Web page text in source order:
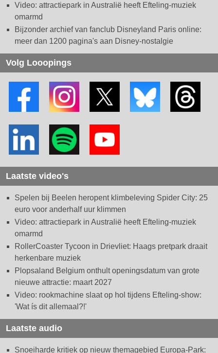
Video: attractiepark in Australië heeft Efteling-muziek
omarmd
Bijzonder archief van fanclub Disneyland Paris online:
meer dan 1200 pagina's aan Disney-nostalgie
Volg Looopings
Laatste video's
Spelen bij Beelen heropent klimbeleving Spider City: 25
euro voor anderhalf uur klimmen
Video: attractiepark in Australië heeft Efteling-muziek
omarmd
RollerCoaster Tycoon in Drievliet: Haags pretpark draait
herkenbare muziek
Plopsaland Belgium onthult openingsdatum van grote
nieuwe attractie: maart 2027
Video: rookmachine slaat op hol tijdens Efteling-show:
'Wat ís dit allemaal?!'
Laatste audio
Snoeiharde kritiek op nieuw themagebied Europa-Park: